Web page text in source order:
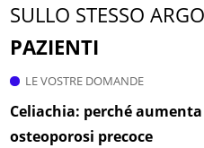
SULLO STESSO
PAZIENTI
LE VOSTRE DOMANDE
Celiachia: perché
osteoporosi precoce